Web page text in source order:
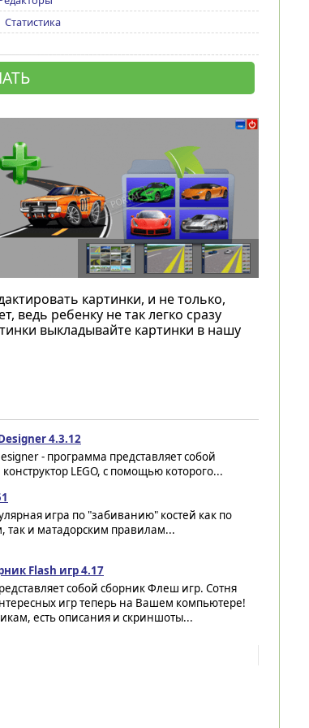
Статистика
картинки, и не только,
ведь ребенку не так легко сразу
выкладывайте картинки в нашу
4.3.12
- программа представляет собой
LEGO, с помощью которого...
игра по "забиванию" костей как по
так и матадорским правилам...
Flash игр 4.17
собой сборник Флеш игр. Сотня
игр теперь на Вашем компьютере!
есть описания и скриншоты...